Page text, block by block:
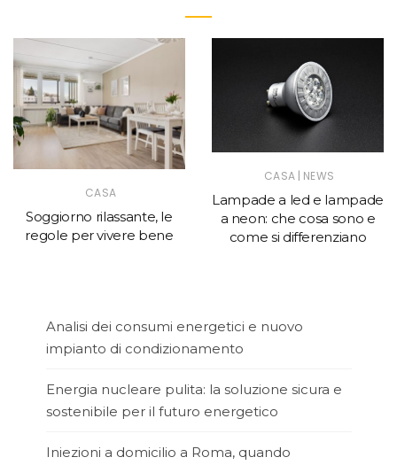
CASA
Soggiorno rilassante, le
regole per vivere bene
CASA | NEWS
Lampade a led e lampade
a neon: che cosa sono e
come si differenziano
Analisi dei consumi energetici e nuovo
impianto di condizionamento
Energia nucleare pulita: la soluzione sicura e
sostenibile per il futuro energetico
Iniezioni a domicilio a Roma, quando